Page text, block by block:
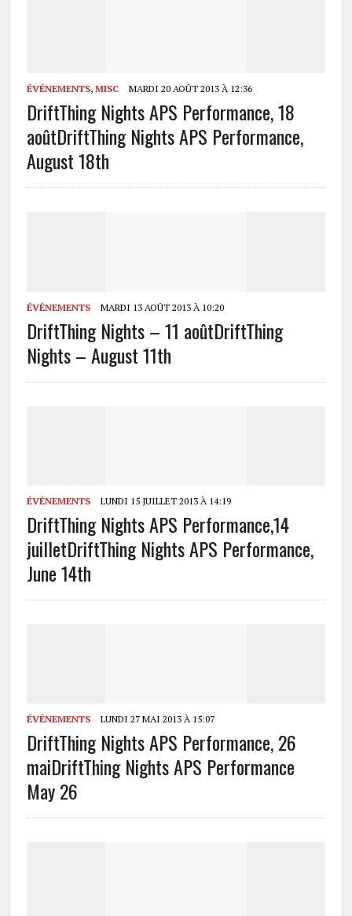
ÉVÉNEMENTS, MISC MARDI 20 AOÛT 2013 À 12:36
DriftThing Nights APS Performance, 18
aoûtDriftThing Nights APS Performance,
August 18th
ÉVÉNEMENTS MARDI 13 AOÛT 2013 À 10:20
DriftThing Nights – 11 aoûtDriftThing
Nights – August 11th
ÉVÉNEMENTS LUNDI 15 JUILLET 2013 À 14:19
DriftThing Nights APS Performance,14
juilletDriftThing Nights APS Performance,
June 14th
ÉVÉNEMENTS LUNDI 27 MAI 2013 À 15:07
DriftThing Nights APS Performance, 26
maiDriftThing Nights APS Performance
May 26